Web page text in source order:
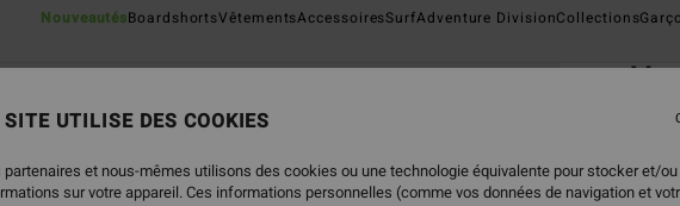
NouveautésBoardshortsVêtementsAccessoiresSurfAdventure DivisionCollections
ECO-
SITE UTILISE DES COOKIES
partenaires et nous-mêmes utilisons des cookies ou une technologie équivalente pour stocker et/
sur votre appareil. Ces informations personnelles (comme vos données de navigation et